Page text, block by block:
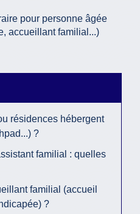
pour personne âgée
accueillant familial...)
résidences hébergent
?
familial : quelles
familial (accueil
?